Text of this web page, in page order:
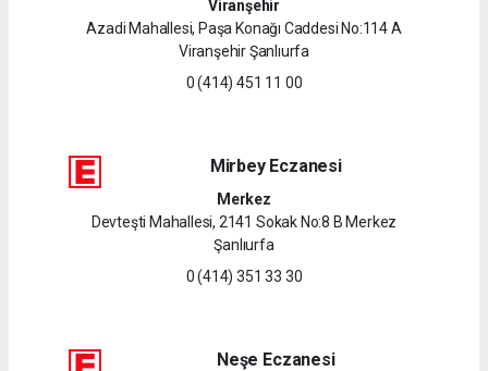
Viranşehir
Azadi Mahallesi, Paşa Konağı Caddesi No:114 A
Viranşehir Şanlıurfa
0 (414) 451 11 00
Mirbey Eczanesi
Merkez
Devteşti Mahallesi, 2141 Sokak No:8 B Merkez
Şanlıurfa
0 (414) 351 33 30
Neşe Eczanesi